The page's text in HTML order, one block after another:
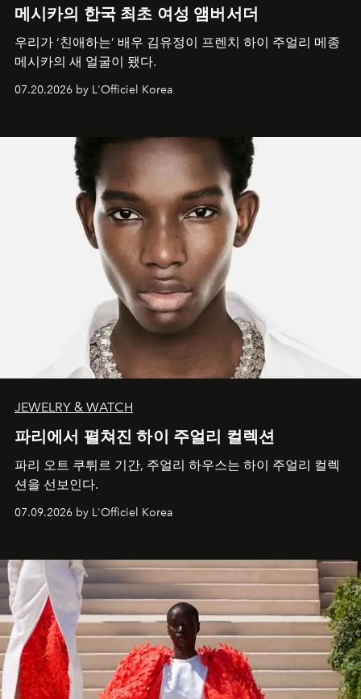
메시카의 한국 최초 여성 앰버서더
우리가 ‘친애하는’ 배우 김유정이 프렌치 하이 주얼리 메종
메시카의 새 얼굴이 됐다.
07.20.2026 by L'Officiel Korea
JEWELRY & WATCH
파리에서 펼쳐진 하이 주얼리 컬렉션
파리 오트 쿠튀르 기간, 주얼리 하우스는 하이 주얼리 컬렉
션을 선보인다.
07.09.2026 by L'Officiel Korea